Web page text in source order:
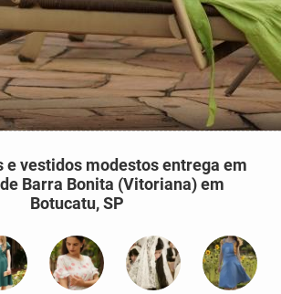
e vestidos modestos entrega em
Barra Bonita (Vitoriana) em
Botucatu, SP